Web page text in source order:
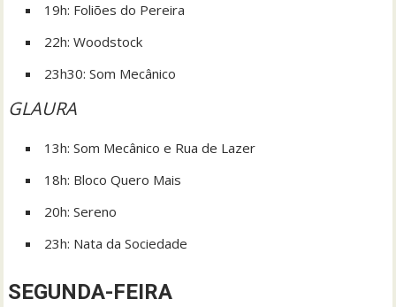
19h: Foliões do Pereira
22h: Woodstock
23h30: Som Mecânico
GLAURA
13h: Som Mecânico e Rua de Lazer
18h: Bloco Quero Mais
20h: Sereno
23h: Nata da Sociedade
SEGUNDA-FEIRA